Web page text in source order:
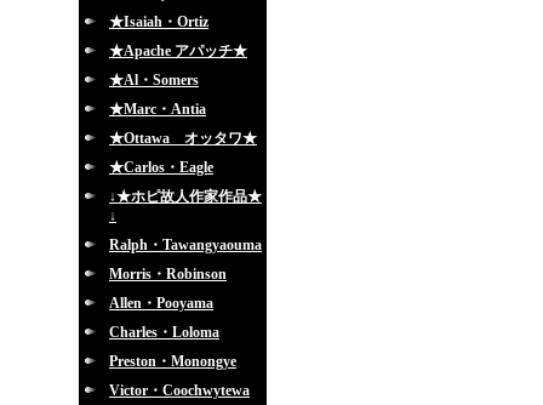
★Isaiah・Ortiz
★Apache アパッチ★
★Al・Somers
★Marc・Antia
★Ottawa オッタワ★
★Carlos・Eagle
↓★ホピ故人作家作品★
↓
Ralph・Tawangyaouma
Morris・Robinson
Allen・Pooyama
Charles・Loloma
Preston・Monongye
Victor・Coochwytewa